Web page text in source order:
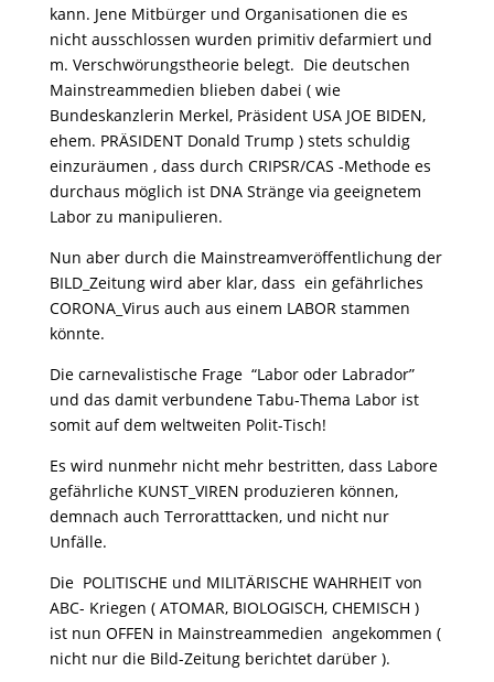
kann. Jene Mitbürger und Organisationen die es
nicht ausschlossen wurden primitiv defarmiert und
m. Verschwörungstheorie belegt. Die deutschen
Mainstreammedien blieben dabei ( wie
Bundeskanzlerin Merkel, Präsident USA JOE BIDEN,
ehem. PRÄSIDENT Donald Trump ) stets schuldig
einzuräumen , dass durch CRIPSR/CAS -Methode es
durchaus möglich ist DNA Stränge via geeignetem
Labor zu manipulieren.
Nun aber durch die Mainstreamveröffentlichung der
BILD_Zeitung wird aber klar, dass ein gefährliches
CORONA_Virus auch aus einem LABOR stammen
könnte.
Die carnevalistische Frage “Labor oder Labrador”
und das damit verbundene Tabu-Thema Labor ist
somit auf dem weltweiten Polit-Tisch!
Es wird nunmehr nicht mehr bestritten, dass Labore
gefährliche KUNST_VIREN produzieren können,
demnach auch Terroratttacken, und nicht nur
Unfälle.
Die POLITISCHE und MILITÄRISCHE WAHRHEIT von
ABC- Kriegen ( ATOMAR, BIOLOGISCH, CHEMISCH )
ist nun OFFEN in Mainstreammedien angekommen (
nicht nur die Bild-Zeitung berichtet darüber ).